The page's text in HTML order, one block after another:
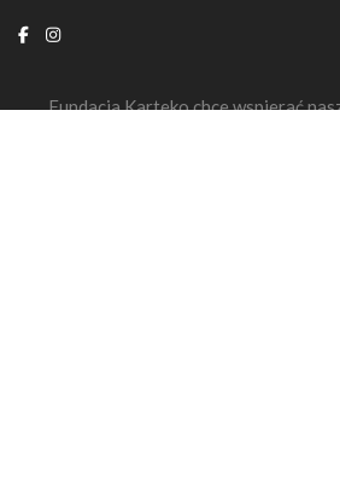
Fundacja Karteko chce wspierać